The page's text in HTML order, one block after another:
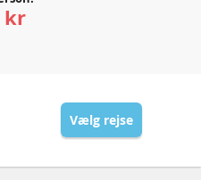
kr
Vælg rejse